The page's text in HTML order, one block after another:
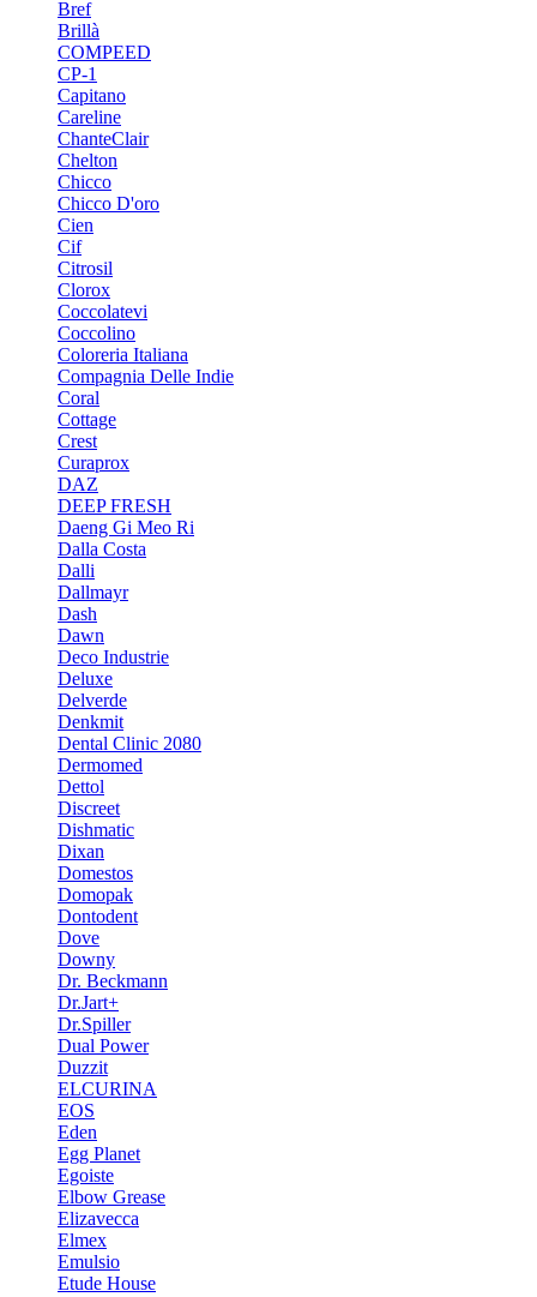
Bref
Brillà
COMPEED
CP-1
Capitano
Careline
ChanteСlair
Chelton
Chicco
Chicco D'oro
Cien
Cif
Citrosil
Clorox
Coccolatevi
Coccolino
Coloreria Italiana
Compagnia Delle Indie
Coral
Cottage
Crest
Curaprox
DAZ
DEEP FRESH
Daeng Gi Meo Ri
Dalla Costa
Dalli
Dallmayr
Dash
Dawn
Deco Industrie
Deluxe
Delverde
Denkmit
Dental Clinic 2080
Dermomed
Dettol
Discreet
Dishmatic
Dixan
Domestos
Domopak
Dontodent
Dove
Downy
Dr. Beckmann
Dr.Jart+
Dr.Spiller
Dual Power
Duzzit
ELCURINA
EOS
Eden
Egg Planet
Egoiste
Elbow Grease
Elizavecca
Elmex
Emulsio
Etude House